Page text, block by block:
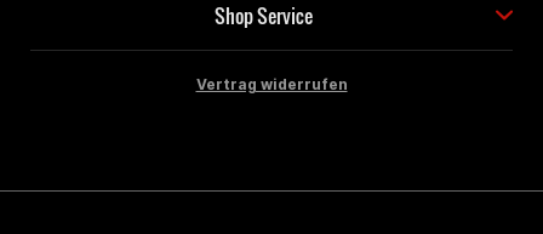
Shop Service
Vertrag widerrufen